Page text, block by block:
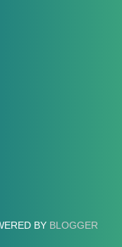
BY BLOGGER